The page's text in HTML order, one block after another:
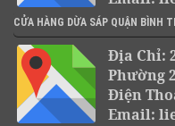
CỬA HÀNG DỪA SÁP QUẬN BÌNH
Địa Chỉ:
Phường
Điện
Email: